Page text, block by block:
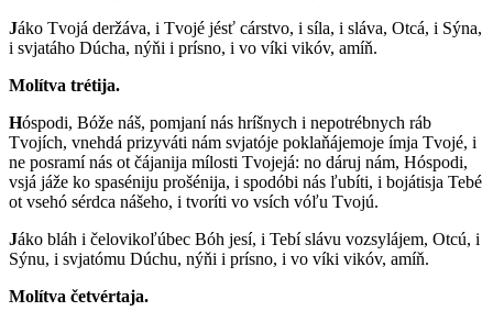
Jáko Tvojá deržáva, i Tvojé jésť cárstvo, i síla, i sláva, Otcá, i Sýna,
i svjatáho Dúcha, nýňi i prísno, i vo víki vikóv, amíň.
Molítva trétija.
Hóspodi, Bóže náš, pomjaní nás hríšnych i nepotrébnych ráb
Tvojích, vnehdá prizyváti nám svjatóje poklaňájemoje ímja Tvojé, i
ne posramí nás ot čájanija mílosti Tvojejá: no dáruj nám, Hóspodi,
vsjá jáže ko spaséniju prošénija, i spodóbi nás ľubíti, i bojátisja Tebé
ot vsehó sérdca nášeho, i tvoríti vo vsích vóľu Tvojú.
Jáko bláh i čelovikoľúbec Bóh jesí, i Tebí slávu vozsylájem, Otcú, i
Sýnu, i svjatómu Dúchu, nýňi i prísno, i vo víki vikóv, amíň.
Molítva četvértaja.